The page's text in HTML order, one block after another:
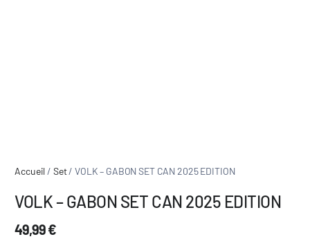
Accueil / Set/ VOLK – GABON SET CAN 2025 EDITION
VOLK – GABON SET CAN 2025 EDITION
49,99€